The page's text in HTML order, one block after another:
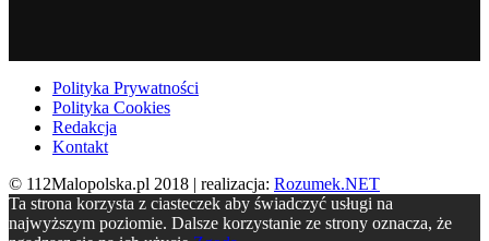
Polityka Prywatności
Polityka Cookies
Redakcja
Kontakt
© 112Malopolska.pl 2018 | realizacja: Rozumek.NET
Ta strona korzysta z ciasteczek aby świadczyć usługi na
najwyższym poziomie. Dalsze korzystanie ze strony oznacza, że